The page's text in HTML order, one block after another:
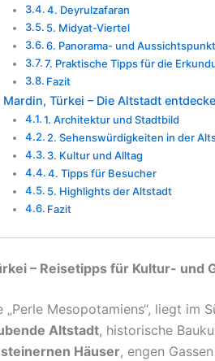
4. Deyrulzafaran
5. Midyat-Viertel
6. Panorama- und
7. Praktische Tipps für die
Fazit
Mardin, Türkei – Die Altstadt
1. Architektur und Stadtbild
2. Sehenswürdigkeiten in der
3. Kultur und Alltag
4. Tipps für Besucher
5. Highlights der Altstadt
Fazit
– Reisetipps für Kultur- und
„Perle Mesopotamiens“, liegt im
Altstadt, historische
steinernen Häuser, engen